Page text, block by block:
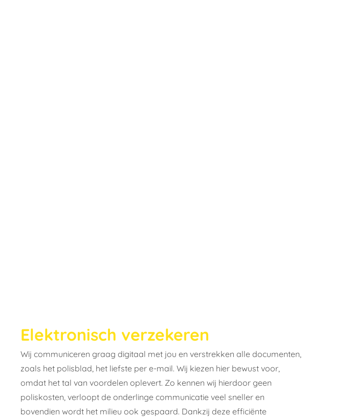
Elektronisch verzekeren
Wij communiceren graag digitaal met jou en verstrekken alle documenten,
zoals het polisblad, het liefste per e-mail. Wij kiezen hier bewust voor,
omdat het tal van voordelen oplevert. Zo kennen wij hierdoor geen
poliskosten, verloopt de onderlinge communicatie veel sneller en
bovendien wordt het milieu ook gespaard. Dankzij deze efficiënte